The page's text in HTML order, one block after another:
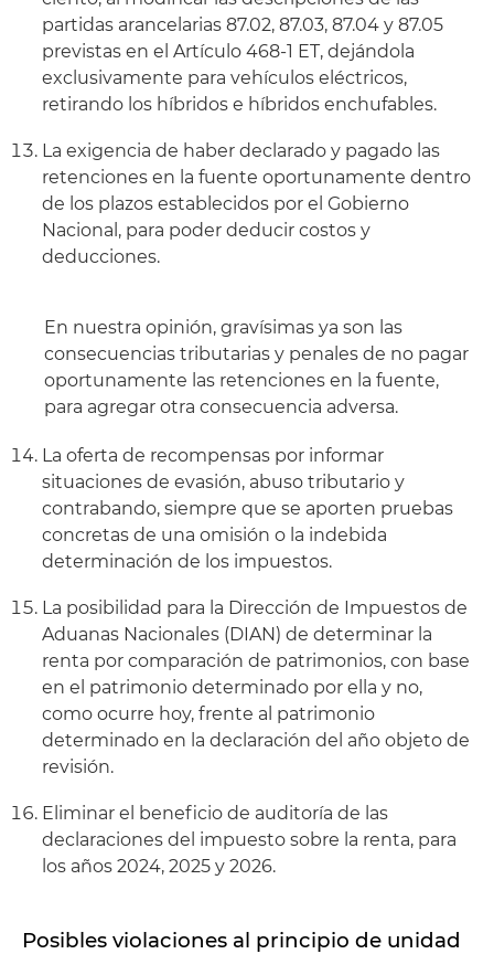
partidas arancelarias 87.02, 87.03, 87.04 y 87.05
previstas en el Artículo 468-1 ET, dejándola
exclusivamente para vehículos eléctricos,
retirando los híbridos e híbridos enchufables.
La exigencia de haber declarado y pagado las
retenciones en la fuente oportunamente dentro
de los plazos establecidos por el Gobierno
Nacional, para poder deducir costos y
deducciones.
En nuestra opinión, gravísimas ya son las
consecuencias tributarias y penales de no pagar
oportunamente las retenciones en la fuente,
para agregar otra consecuencia adversa.
La oferta de recompensas por informar
situaciones de evasión, abuso tributario y
contrabando, siempre que se aporten pruebas
concretas de una omisión o la indebida
determinación de los impuestos.
La posibilidad para la Dirección de Impuestos de
Aduanas Nacionales (DIAN) de determinar la
renta por comparación de patrimonios, con base
en el patrimonio determinado por ella y no,
como ocurre hoy, frente al patrimonio
determinado en la declaración del año objeto de
revisión.
Eliminar el beneficio de auditoría de las
declaraciones del impuesto sobre la renta, para
los años 2024, 2025 y 2026.
Posibles violaciones al principio de unidad